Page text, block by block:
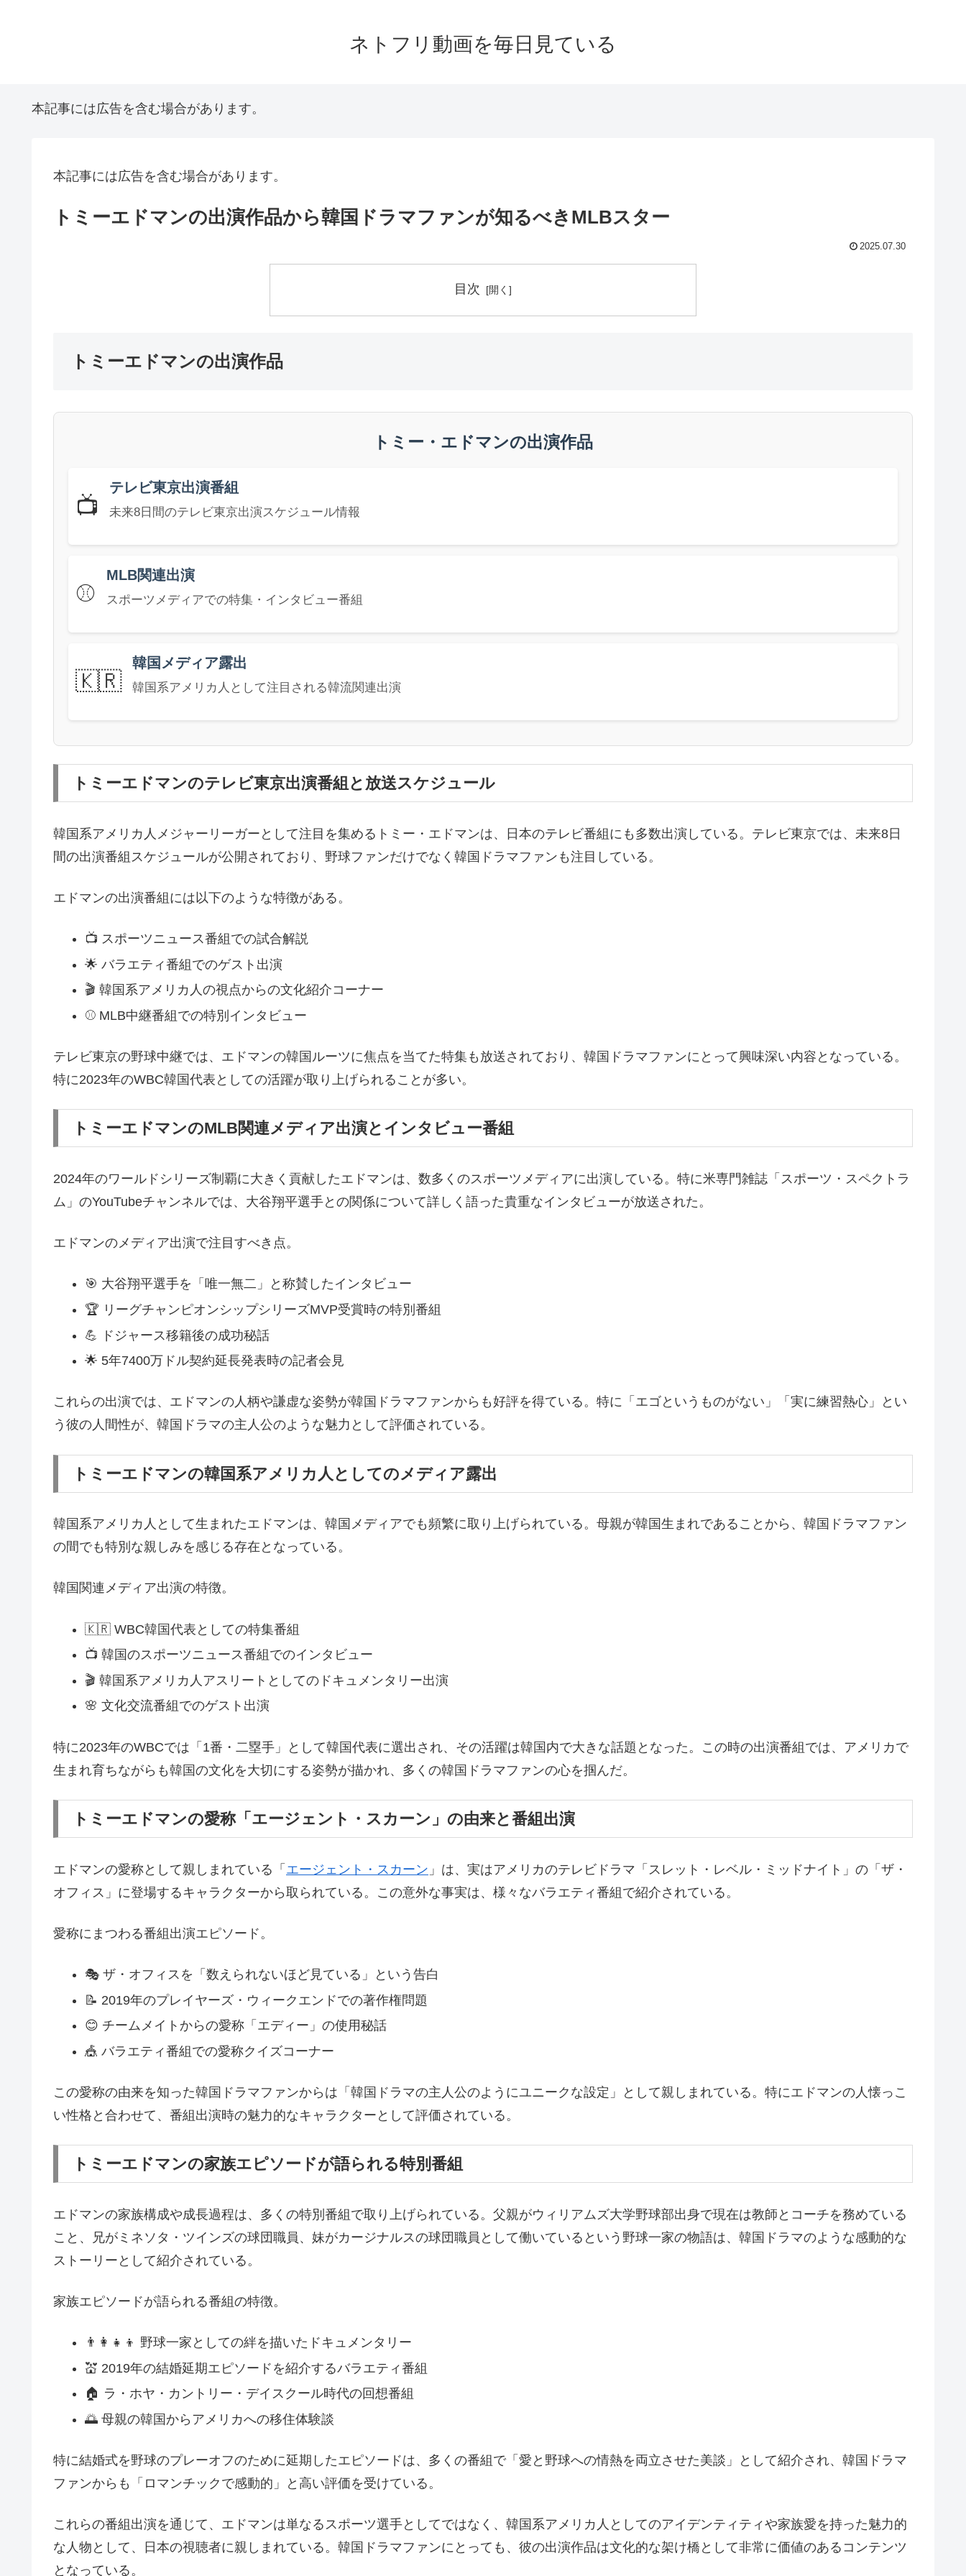
ネトフリ動画を毎日見ている
本記事には広告を含む場合があります。
本記事には広告を含む場合があります。
トミーエドマンの出演作品から韓国ドラマファンが知るべきMLBスター
2025.07.30
目次
トミーエドマンの出演作品
トミー・エドマンの出演作品
📺
テレビ東京出演番組
未来8日間のテレビ東京出演スケジュール情報
⚾
MLB関連出演
スポーツメディアでの特集・インタビュー番組
🇰🇷
韓国メディア露出
韓国系アメリカ人として注目される韓流関連出演
トミーエドマンのテレビ東京出演番組と放送スケジュール
韓国系アメリカ人メジャーリーガーとして注目を集めるトミー・エドマンは、日本のテレビ番組にも多数出演している。テレビ東京では、未来8日
間の出演番組スケジュールが公開されており、野球ファンだけでなく韓国ドラマファンも注目している。
エドマンの出演番組には以下のような特徴がある。
📺 スポーツニュース番組での試合解説
🌟 バラエティ番組でのゲスト出演
🎬 韓国系アメリカ人の視点からの文化紹介コーナー
⚾ MLB中継番組での特別インタビュー
テレビ東京の野球中継では、エドマンの韓国ルーツに焦点を当てた特集も放送されており、韓国ドラマファンにとって興味深い内容となっている。
特に2023年のWBC韓国代表としての活躍が取り上げられることが多い。
トミーエドマンのMLB関連メディア出演とインタビュー番組
2024年のワールドシリーズ制覇に大きく貢献したエドマンは、数多くのスポーツメディアに出演している。特に米専門雑誌「スポーツ・スペクトラ
ム」のYouTubeチャンネルでは、大谷翔平選手との関係について詳しく語った貴重なインタビューが放送された。
エドマンのメディア出演で注目すべき点。
🎯 大谷翔平選手を「唯一無二」と称賛したインタビュー
🏆 リーグチャンピオンシップシリーズMVP受賞時の特別番組
💪 ドジャース移籍後の成功秘話
🌟 5年7400万ドル契約延長発表時の記者会見
これらの出演では、エドマンの人柄や謙虚な姿勢が韓国ドラマファンからも好評を得ている。特に「エゴというものがない」「実に練習熱心」とい
う彼の人間性が、韓国ドラマの主人公のような魅力として評価されている。
トミーエドマンの韓国系アメリカ人としてのメディア露出
韓国系アメリカ人として生まれたエドマンは、韓国メディアでも頻繁に取り上げられている。母親が韓国生まれであることから、韓国ドラマファン
の間でも特別な親しみを感じる存在となっている。
韓国関連メディア出演の特徴。
🇰🇷 WBC韓国代表としての特集番組
📺 韓国のスポーツニュース番組でのインタビュー
🎬 韓国系アメリカ人アスリートとしてのドキュメンタリー出演
🌸 文化交流番組でのゲスト出演
特に2023年のWBCでは「1番・二塁手」として韓国代表に選出され、その活躍は韓国内で大きな話題となった。この時の出演番組では、アメリカで
生まれ育ちながらも韓国の文化を大切にする姿勢が描かれ、多くの韓国ドラマファンの心を掴んだ。
トミーエドマンの愛称「エージェント・スカーン」の由来と番組出演
エドマンの愛称として親しまれている「 エージェント・スカーン 」は、実はアメリカのテレビドラマ「スレット・レベル・ミッドナイト」の「ザ・
オフィス」に登場するキャラクターから取られている。この意外な事実は、様々なバラエティ番組で紹介されている。
愛称にまつわる番組出演エピソード。
🎭 ザ・オフィスを「数えられないほど見ている」という告白
📝 2019年のプレイヤーズ・ウィークエンドでの著作権問題
😊 チームメイトからの愛称「エディー」の使用秘話
🎪 バラエティ番組での愛称クイズコーナー
この愛称の由来を知った韓国ドラマファンからは「韓国ドラマの主人公のようにユニークな設定」として親しまれている。特にエドマンの人懐っこ
い性格と合わせて、番組出演時の魅力的なキャラクターとして評価されている。
トミーエドマンの家族エピソードが語られる特別番組
エドマンの家族構成や成長過程は、多くの特別番組で取り上げられている。父親がウィリアムズ大学野球部出身で現在は教師とコーチを務めている
こと、兄がミネソタ・ツインズの球団職員、妹がカージナルスの球団職員として働いているという野球一家の物語は、韓国ドラマのような感動的な
ストーリーとして紹介されている。
家族エピソードが語られる番組の特徴。
👨👩👧👦 野球一家としての絆を描いたドキュメンタリー
💒 2019年の結婚延期エピソードを紹介するバラエティ番組
🏠 ラ・ホヤ・カントリー・デイスクール時代の回想番組
🌅 母親の韓国からアメリカへの移住体験談
特に結婚式を野球のプレーオフのために延期したエピソードは、多くの番組で「愛と野球への情熱を両立させた美談」として紹介され、韓国ドラマ
ファンからも「ロマンチックで感動的」と高い評価を受けている。
これらの番組出演を通じて、エドマンは単なるスポーツ選手としてではなく、韓国系アメリカ人としてのアイデンティティや家族愛を持った魅力的
な人物として、日本の視聴者に親しまれている。韓国ドラマファンにとっても、彼の出演作品は文化的な架け橋として非常に価値のあるコンテンツ
となっている。